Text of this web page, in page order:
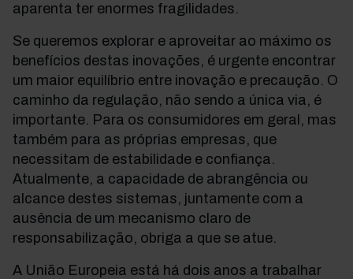
aparenta ter enormes fragilidades.
Se queremos explorar e aproveitar ao máximo os
benefícios destas inovações, é urgente encontrar
um maior equilíbrio entre inovação e precaução. O
caminho da regulação, não sendo a única via, é
importante. Para os consumidores em geral, mas
também para as próprias empresas, que
necessitam de estabilidade e confiança.
Atualmente, a capacidade de abrangência ou
alcance destes sistemas, juntamente com a
ausência de um mecanismo claro de
responsabilização, obriga a que se atue.
A União Europeia está há dois anos a trabalhar